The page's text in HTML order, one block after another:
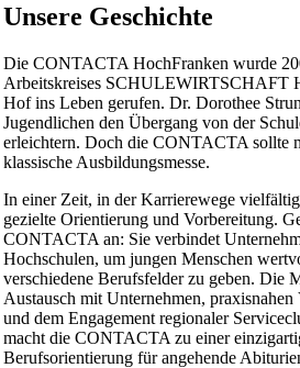
Unsere Geschichte
Die CONTACTA HochFranken wurde
Arbeitskreises SCHULEWIRTSCHAFT
Hof ins Leben gerufen. Dr. Dorothee
Jugendlichen den Übergang von der
erleichtern. Doch die CONTACTA sollte
klassische Ausbildungsmesse.
In einer Zeit, in der Karrierewege
gezielte Orientierung und Vorbereitung.
CONTACTA an: Sie verbindet
Hochschulen, um jungen Menschen
verschiedene Berufsfelder zu geben. Die
Austausch mit Unternehmen,
und dem Engagement regionaler
macht die CONTACTA zu einer
Berufsorientierung für angehende